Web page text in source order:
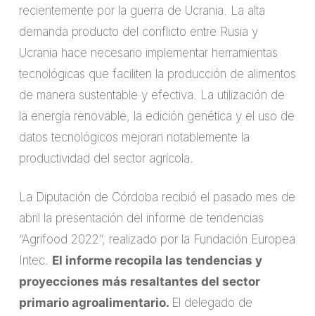
recientemente por la guerra de Ucrania. La alta
demanda producto del conflicto entre Rusia y
Ucrania hace necesario implementar herramientas
tecnológicas que faciliten la producción de alimentos
de manera sustentable y efectiva. La utilización de
la energía renovable, la edición genética y el uso de
datos tecnológicos mejoran notablemente la
productividad del sector agrícola.
La Diputación de Córdoba recibió el pasado mes de
abril la presentación del informe de tendencias
“Agrifood 2022”, realizado por la Fundación Europea
Intec. El informe recopila las tendencias y
proyecciones más resaltantes del sector
primario agroalimentario. El delegado de